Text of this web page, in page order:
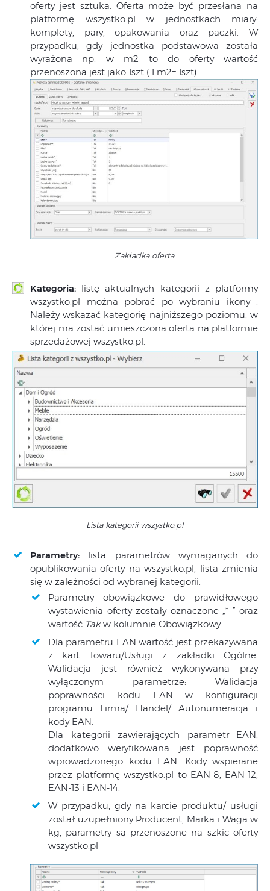
oferty jest sztuka. Oferta może być przesłana na
platformę wszystko.pl w jednostkach miary:
komplety, pary, opakowania oraz paczki. W
przypadku, gdy jednostka podstawowa została
wyrażona np. w m2 to do oferty wartość
przenoszona jest jako 1szt ( 1 m2= 1szt)
Zakładka oferta
Kategoria: listę aktualnych kategorii z platformy
wszystko.pl można pobrać po wybraniu ikony .
Należy wskazać kategorię najniższego poziomu, w
której ma zostać umieszczona oferta na platformie
sprzedażowej wszystko.pl.
Lista kategorii wszystko.pl
Parametry: lista parametrów wymaganych do
opublikowania oferty na wszystko.pl; lista zmienia
się w zależności od wybranej kategorii.
Parametry obowiązkowe do prawidłowego
wystawienia oferty zostały oznaczone „* ” oraz
wartość Takw kolumnie Obowiązkowy
Dla parametru EAN wartość jest przekazywana
z kart Towaru/Usługi z zakładki Ogólne.
Walidacja jest również wykonywana przy
wyłączonym parametrze: Walidacja
poprawności kodu EAN w konfiguracji
programu Firma/ Handel/ Autonumeracja i
kody EAN.
Dla kategorii zawierających parametr EAN,
dodatkowo weryfikowana jest poprawność
wprowadzonego kodu EAN. Kody wspierane
przez platformę wszystko.pl to EAN-8, EAN-12,
EAN-13 i EAN-14.
W przypadku, gdy na karcie produktu/ usługi
został uzupełniony Producent, Marka i Waga w
kg, parametry są przenoszone na szkic oferty
wszystko.pl